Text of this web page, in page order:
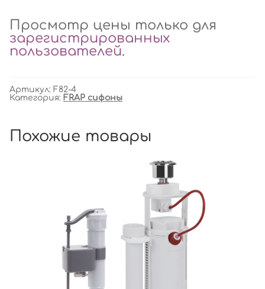
Просмотр цены только для
зарегистрированных
пользователей.
Артикул: F82-4
Категория: FRAP сифоны
Похожие товары